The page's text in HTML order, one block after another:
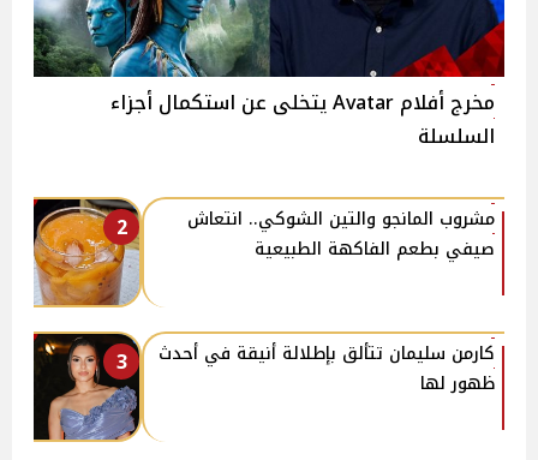
مخرج أفلام Avatar يتخلى عن استكمال أجزاء
السلسلة
2
مشروب المانجو والتين الشوكي.. انتعاش
صيفي بطعم الفاكهة الطبيعية
3
كارمن سليمان تتألق بإطلالة أنيقة في أحدث
ظهور لها